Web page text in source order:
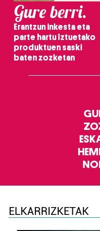
Gure berri.
Erantzun inkesta eta
parte hartu Iztuetako
produktuen saski
baten zozketan
ELKARRIZKETAK